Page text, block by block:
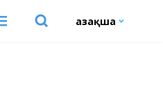
Қазақша